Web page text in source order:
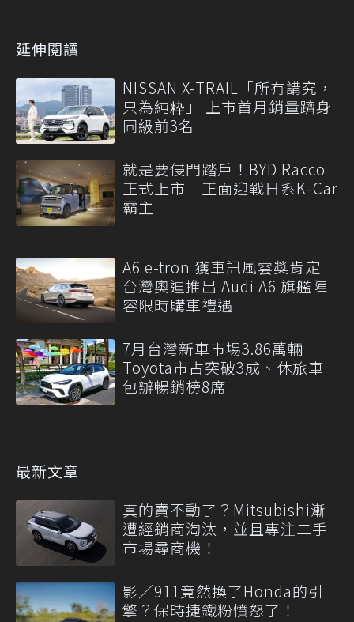
延伸閱讀
NISSAN X-TRAIL「所有講究，
只為純粋」 上市首月銷量躋身
同級前3名
就是要侵門踏戶！BYD Racco
正式上市 正面迎戰日系K-Car
霸主
A6 e-tron 獲車訊風雲獎肯定
台灣奧迪推出 Audi A6 旗艦陣
容限時購車禮遇
7月台灣新車市場3.86萬輛
Toyota市占突破3成、休旅車
包辦暢銷榜8席
最新文章
真的賣不動了？Mitsubishi漸
遭經銷商淘汰，並且專注二手
市場尋商機！
影／911竟然換了Honda的引
擎？保時捷鐵粉憤怒了！